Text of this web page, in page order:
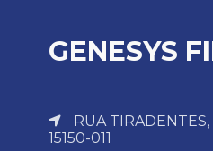
GENESYS
RUA
15150-011